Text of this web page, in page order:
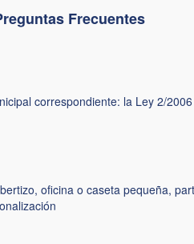
Frecuentes
correspondiente: la Ley 2/
oficina o caseta pequeña,